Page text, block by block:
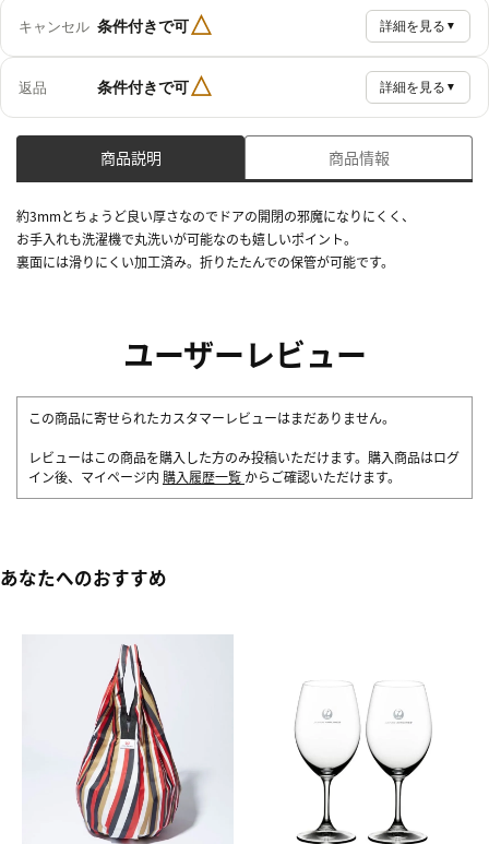
キャンセル 条件付きで可△ 詳細を見る ▼
返品 条件付きで可△ 詳細を見る ▼
商品説明 商品情報
約3mmとちょうど良い厚さなのでドアの開閉の邪魔になりにくく、
お手入れも洗濯機で丸洗いが可能なのも嬉しいポイント。
裏面には滑りにくい加工済み。折りたたんでの保管が可能です。
ユーザーレビュー
この商品に寄せられたカスタマーレビューはまだありません。
レビューはこの商品を購入した方のみ投稿いただけます。購入商品はログ
イン後、マイページ内 購入履歴一覧 からご確認いただけます。
あなたへのおすすめ